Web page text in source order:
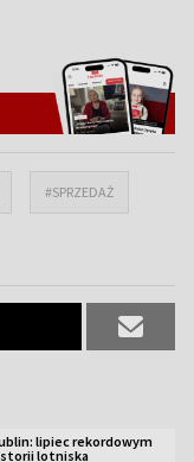
#SPRZEDAŻ
lipiec rekordowym
lotniska